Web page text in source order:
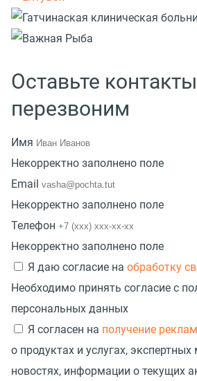
Оставьте
перезвоним
Имя
Некорректно заполнено поле
Email
Некорректно заполнено поле
Телефон
Некорректно заполнено поле
Я даю согласие на обработку
Необходимо принять согласие с
персональных данных
Я согласен на получение
о продуктах и услугах, экспертных
новостях, информации о текущих